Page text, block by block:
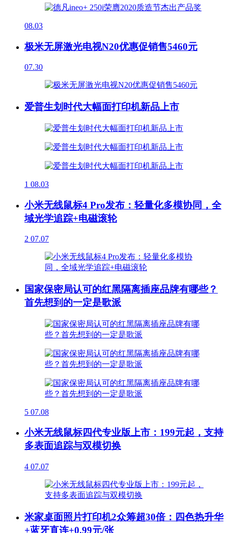
08.03
极米无屏激光电视N20优惠促销售5460元
07.30
爱普生划时代大幅面打印机新品上市
1 08.03
小米无线鼠标4 Pro发布：轻量化多模协同，全
域光学追踪+电磁滚轮
2 07.07
国家保密局认可的红黑隔离插座品牌有哪些？
首先想到的一定是歌派
5 07.08
小米无线鼠标四代专业版上市：199元起，支持
多表面追踪与双模切换
4 07.07
米家桌面照片打印机2众筹超30倍：四色热升华
+蓝牙直连+0.99元/张